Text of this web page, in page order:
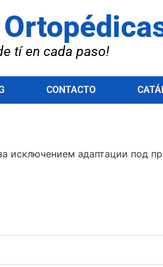
tí en cada paso!
CONTACTO
исключением адаптации под